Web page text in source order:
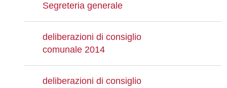
Segreteria generale
deliberazioni di consiglio
comunale 2014
deliberazioni di consiglio